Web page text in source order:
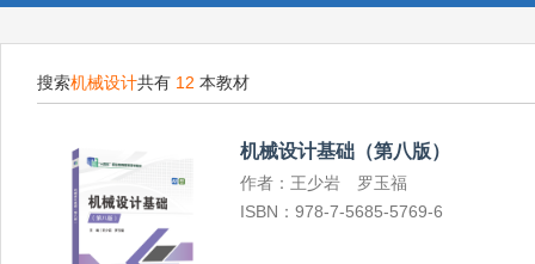
搜索机械设计共有 12 本教材
机械设计基础（第八版）
作者：王少岩 罗玉福
ISBN：978-7-5685-5769-6